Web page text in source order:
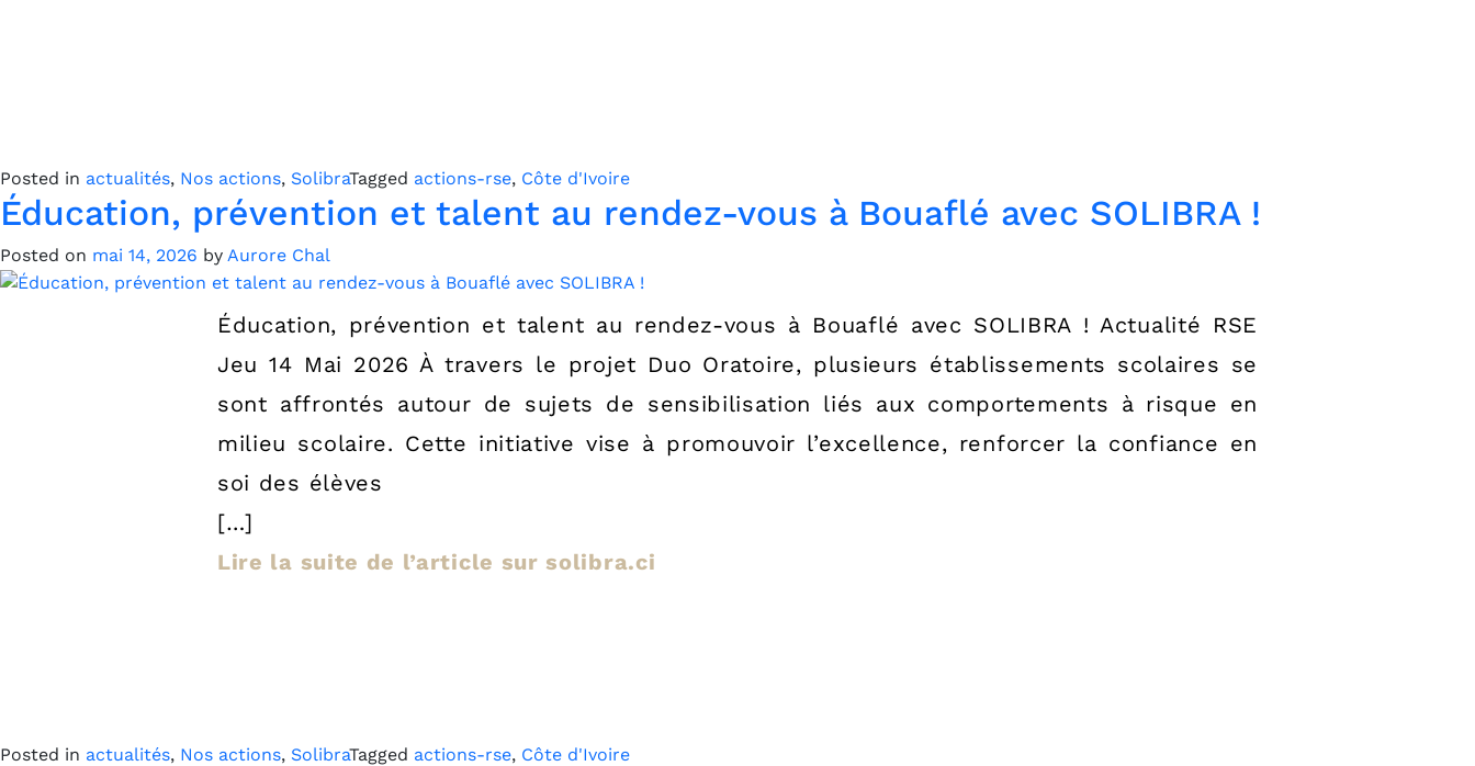
Posted in actualités, Nos actions, SolibraTagged actions-rse, Côte d'Ivoire
Éducation, prévention et talent au rendez-vous à Bouaflé avec SOLIBRA !
Posted on mai 14, 2026 by Aurore Chal
Éducation, prévention et talent au rendez-vous à Bouaflé avec SOLIBRA ! Actualité RSE
Jeu 14 Mai 2026 À travers le projet Duo Oratoire, plusieurs établissements scolaires se
sont affrontés autour de sujets de sensibilisation liés aux comportements à risque en
milieu scolaire. Cette initiative vise à promouvoir l’excellence, renforcer la confiance en
soi des élèves
[…]
Lire la suite de l’article sur solibra.ci
Posted in actualités, Nos actions, SolibraTagged actions-rse, Côte d'Ivoire